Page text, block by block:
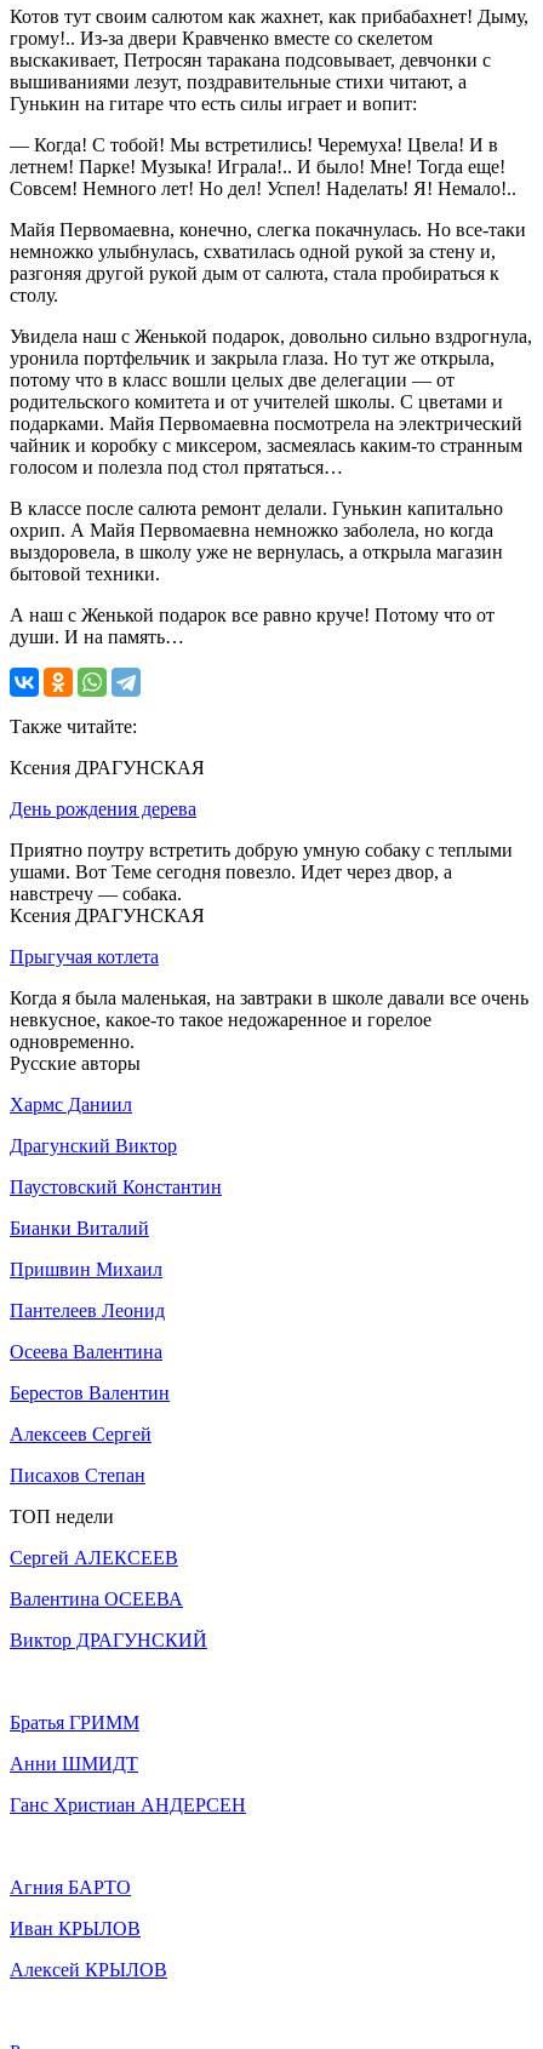
Котов тут своим салютом как жахнет, как прибабахнет! Дыму,
грому!.. Из-за двери Кравченко вместе со скелетом
выскакивает, Петросян таракана подсовывает, девчонки с
вышиваниями лезут, поздравительные стихи читают, а
Гунькин на гитаре что есть силы играет и вопит:
— Когда! С тобой! Мы встретились! Черемуха! Цвела! И в
летнем! Парке! Музыка! Играла!.. И было! Мне! Тогда еще!
Совсем! Немного лет! Но дел! Успел! Наделать! Я! Немало!..
Майя Первомаевна, конечно, слегка покачнулась. Но все-таки
немножко улыбнулась, схватилась одной рукой за стену и,
разгоняя другой рукой дым от салюта, стала пробираться к
столу.
Увидела наш с Женькой подарок, довольно сильно вздрогнула,
уронила портфельчик и закрыла глаза. Но тут же открыла,
потому что в класс вошли целых две делегации — от
родительского комитета и от учителей школы. С цветами и
подарками. Майя Первомаевна посмотрела на электрический
чайник и коробку с миксером, засмеялась каким-то странным
голосом и полезла под стол прятаться…
В классе после салюта ремонт делали. Гунькин капитально
охрип. А Майя Первомаевна немножко заболела, но когда
выздоровела, в школу уже не вернулась, а открыла магазин
бытовой техники.
А наш с Женькой подарок все равно круче! Потому что от
души. И на память…
Также читайте:
Ксения ДРАГУНСКАЯ
День рождения дерева
Приятно поутру встретить добрую умную собаку с теплыми
ушами. Вот Теме сегодня повезло. Идет через двор, а
навстречу — собака.
Ксения ДРАГУНСКАЯ
Прыгучая котлета
Когда я была маленькая, на завтраки в школе давали все очень
невкусное, какое-то такое недожаренное и горелое
одновременно.
Русские авторы
Хармс Даниил
Драгунский Виктор
Паустовский Константин
Бианки Виталий
Пришвин Михаил
Пантелеев Леонид
Осеева Валентина
Берестов Валентин
Алексеев Сергей
Писахов Степан
ТОП недели
Сергей АЛЕКСЕЕВ
Валентина ОСЕЕВА
Виктор ДРАГУНСКИЙ
Братья ГРИММ
Анни ШМИДТ
Ганс Христиан АНДЕРСЕН
Агния БАРТО
Иван КРЫЛОВ
Алексей КРЫЛОВ